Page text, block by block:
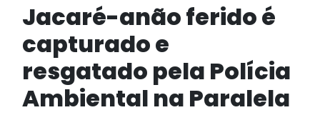
Jacaré-anão ferido é
capturado e
resgatado pela Polícia
Ambiental na Paralela